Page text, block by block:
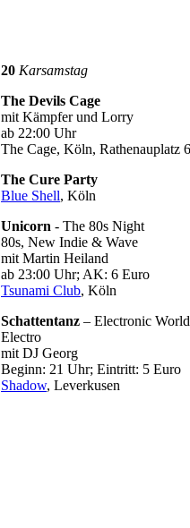
20 Karsamstag
The Devils Cage
mit Kämpfer und Lorry
ab 22:00 Uhr
The Cage, Köln, Rathenauplatz
The Cure Party
Blue Shell, Köln
Unicorn - The 80s Night
80s, New Indie & Wave
mit Martin Heiland
ab 23:00 Uhr; AK: 6 Euro
Tsunami Club, Köln
Schattentanz – Electronic
Electro
mit DJ Georg
Beginn: 21 Uhr; Eintritt: 5 Euro
Shadow, Leverkusen